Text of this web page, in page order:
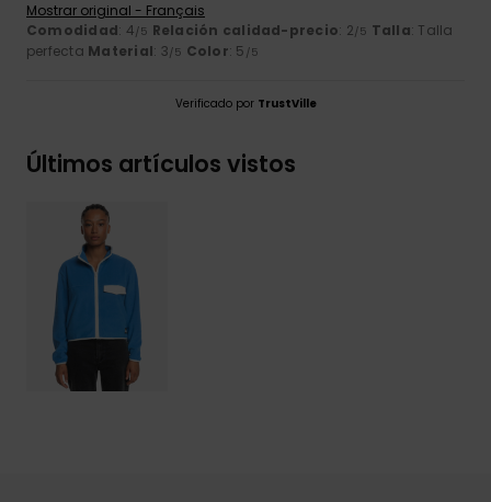
Mostrar original - Français
Comodidad: 4/5 Relación calidad-precio: 2/5 Talla: Talla
perfecta Material: 3/5 Color: 5 /5
Verificado por TrustVille
Últimos artículos vistos